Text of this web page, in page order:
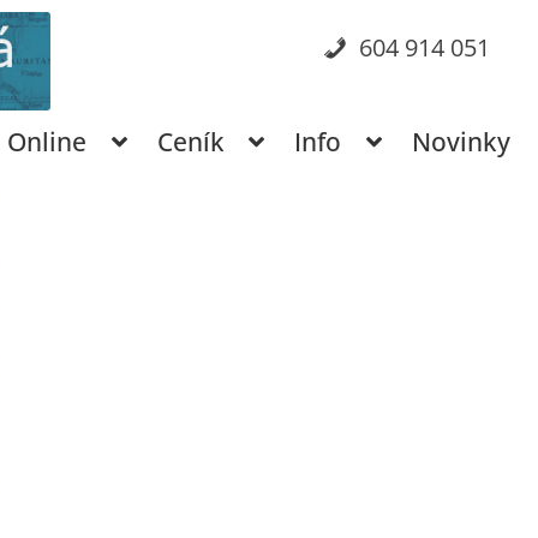
604 914 051
Online Ceník Info Novinky